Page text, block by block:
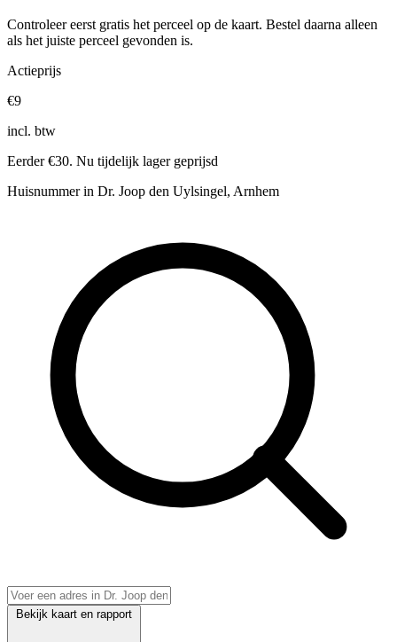
Controleer eerst gratis het perceel op de kaart. Bestel daarna alleen
als het juiste perceel gevonden is.
Actieprijs
€9
incl. btw
Eerder €30. Nu tijdelijk lager geprijsd
Huisnummer in Dr. Joop den Uylsingel, Arnhem
Bekijk kaart en rapport